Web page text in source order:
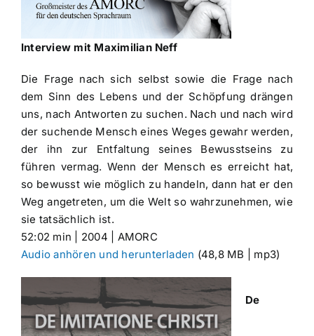
Interview mit Maximilian Neff
Die Frage nach sich selbst sowie die Frage nach
dem Sinn des Lebens und der Schöpfung drängen
uns, nach Antworten zu suchen. Nach und nach wird
der suchende Mensch eines Weges gewahr werden,
der ihn zur Entfaltung seines Bewusstseins zu
führen vermag. Wenn der Mensch es erreicht hat,
so bewusst wie möglich zu handeln, dann hat er den
Weg angetreten, um die Welt so wahrzunehmen, wie
sie tatsächlich ist.
52:02 min | 2004 | AMORC
Audio anhören und herunterladen (48,8 MB | mp3)
De